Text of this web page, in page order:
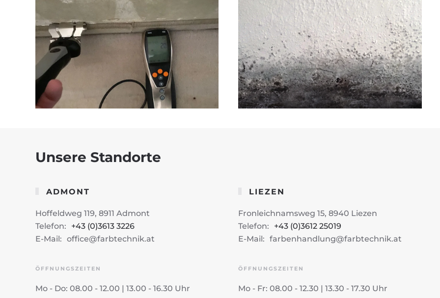
MEHR ERFAHREN MEHR ERFAHREN
Unsere Standorte
ADMONT
Hoffeldweg 119, 8911 Admont
Telefon:
+43 (0)3613 3226
E-Mail: office@farbtechnik.at
ÖFFNUNGSZEITEN
Mo - Do: 08.00 - 12.00 | 13.00 - 16.30 Uhr
LIEZEN
Fronleichnamsweg 15, 8940 Liezen
Telefon:
+43 (0)3612 25019
E-Mail: farbenhandlung@farbtechnik.at
ÖFFNUNGSZEITEN
Mo - Fr: 08.00 - 12.30 | 13.30 - 17.30 Uhr